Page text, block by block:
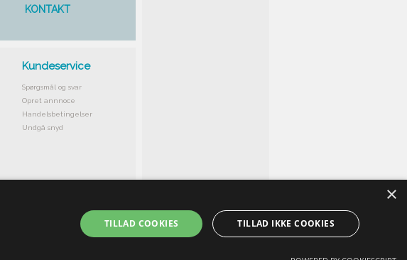
KONTAKT
Kundeservice
Spørgsmål og svar
Opret annnoce
Handelsbetingelser
Undgå snyd
×
TILLAD COOKIES TILLAD IKKE COOKIES